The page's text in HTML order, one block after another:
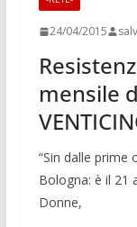
24/04/2015
mensile
“Sin dalle prime
Bologna: è il 21
Donne,